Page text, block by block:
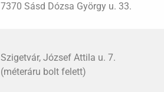
7370 Sásd Dózsa György u. 33.
Szigetvár, József Attila u. 7.
(méteráru bolt felett)